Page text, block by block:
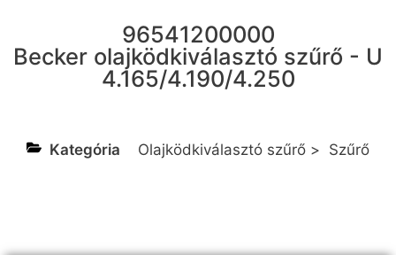
96541200000
Becker olajködkiválasztó szűrő - U
4.165/4.190/4.250
Kategória Olajködkiválasztó szűrő > Szűrő